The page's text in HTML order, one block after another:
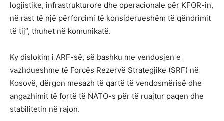
logjistike, infrastrukturore dhe operacionale për KFOR-in,
në rast të një përforcimi të konsiderueshëm të qëndrimit
të tij”, thuhet në komunikatë.
Ky dislokim i ARF-së, së bashku me vendosjen e
vazhdueshme të Forcës Rezervë Strategjike (SRF) në
Kosovë, dërgon mesazh të qartë të vendosmërisë dhe
angazhimit të fortë të NATO-s për të ruajtur paqen dhe
stabilitetin në rajon.